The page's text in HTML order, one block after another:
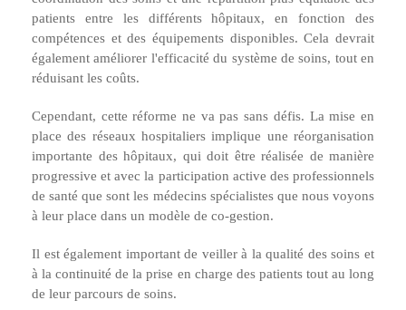
patients entre les différents hôpitaux, en fonction des
compétences et des équipements disponibles. Cela devrait
également améliorer l'efficacité du système de soins, tout en
réduisant les coûts.
Cependant, cette réforme ne va pas sans défis. La mise en
place des réseaux hospitaliers implique une réorganisation
importante des hôpitaux, qui doit être réalisée de manière
progressive et avec la participation active des professionnels
de santé que sont les médecins spécialistes que nous voyons
à leur place dans un modèle de co-gestion.
Il est également important de veiller à la qualité des soins et
à la continuité de la prise en charge des patients tout au long
de leur parcours de soins.